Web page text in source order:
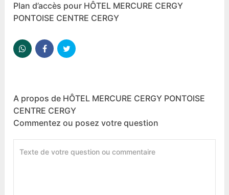
Plan d’accès pour HÔTEL MERCURE CERGY
PONTOISE CENTRE CERGY
A propos de HÔTEL MERCURE CERGY PONTOISE
CENTRE CERGY
Commentez ou posez votre question